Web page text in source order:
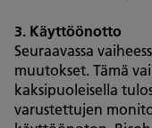
3. Käyttöönotto
Seuraavassa
muutokset. Tämä
kaksipuoleisella
varustettujen